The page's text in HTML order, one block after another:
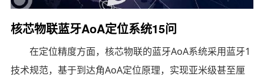
核芯物联蓝牙AoA定位系统15问
在定位精度方面，核芯物联的蓝牙AoA系统采用蓝牙1
技术规范，基于到达角AoA定位原理，实现亚米级甚至厘